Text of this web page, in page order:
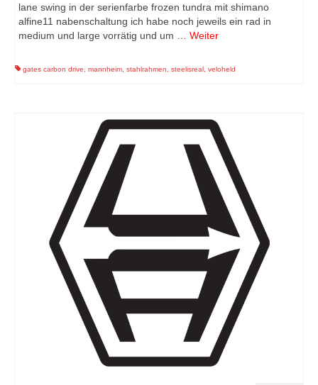
lane swing in der serienfarbe frozen tundra mit shimano
alfine11 nabenschaltung ich habe noch jeweils ein rad in
medium und large vorrätig und um … Weiter
gates carbon drive, mannheim, stahlrahmen, steelisreal, veloheld